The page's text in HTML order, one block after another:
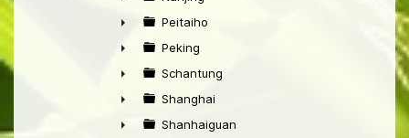
►
►
Peitaiho
►
Peking
►
Schantung
►
Shanghai
Shanhaiguan